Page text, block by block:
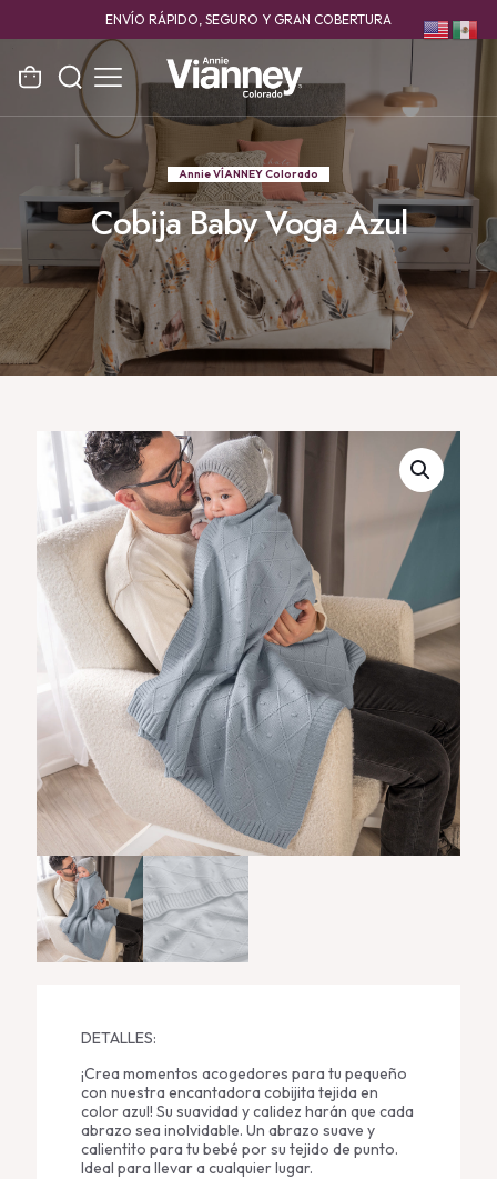
ENVÍO RÁPIDO, SEGURO Y GRAN COBERTURA
Annie VÍANNEY Colorado
Cobija Baby Voga Azul
DETALLES:
¡Crea momentos acogedores para tu pequeño
con nuestra encantadora cobijita tejida en
color azul! Su suavidad y calidez harán que cada
abrazo sea inolvidable. Un abrazo suave y
calientito para tu bebé por su tejido de punto.
Ideal para llevar a cualquier lugar.